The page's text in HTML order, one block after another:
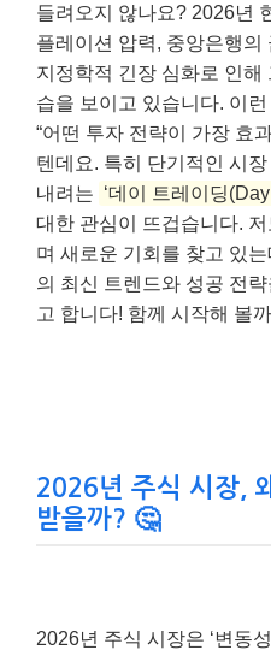
들려오지 않나요? 2026년
플레이션 압력, 중앙은행의
지정학적 긴장 심화로 인해
습을 보이고 있습니다. 이
“어떤 투자 전략이 가장 효
텐데요. 특히 단기적인 시
내려는 ‘데이 트레이딩
대한 관심이 뜨겁습니다.
며 새로운 기회를 찾고 있
의 최신 트렌드와 성공 전
고 합니다! 함께 시작해 볼
2026년 주식 시장,
받을까? 🤔
2026년 주식 시장은 ‘변동